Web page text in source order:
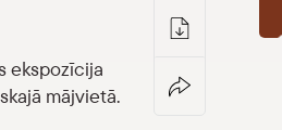
ekspozīcija
mājvietā.